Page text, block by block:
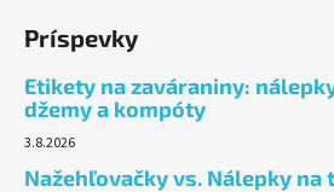
Príspevky
Etikety na zaváraniny:
džemy a kompóty
3.8.2026
Nažehľovačky vs. Nálepky